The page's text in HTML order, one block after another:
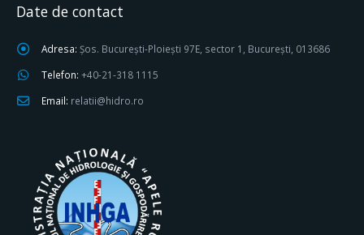
Date de contact
Adresa: Șos. București-Ploiești 97E, sector 1, București, 013686
Telefon: +40-21-318 1115
Email: relatii@hidro.ro